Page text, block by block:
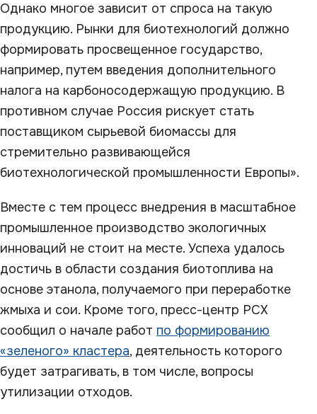
Однако многое зависит от спроса на такую
продукцию. Рынки для биотехнологий должно
формировать просвещенное государство,
например, путем введения дополнительного
налога на карбоносодержащую продукцию. В
противном случае Россия рискует стать
поставщиком сырьевой биомассы для
стремительно развивающейся
биотехнологической промышленности Европы».
Вместе с тем процесс внедрения в масштабное
промышленное производство экологичных
инноваций не стоит на месте. Успеха удалось
достичь в области создания биотоплива на
основе этанола, получаемого при переработке
жмыха и сои. Кроме того, пресс-центр РСХ
сообщил о начале работ по формированию
«зеленого» кластера, деятельность которого
будет затрагивать, в том числе, вопросы
утилизации отходов.